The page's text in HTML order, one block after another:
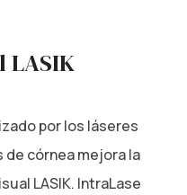
por los láseres
de córnea mejora la
LASIK. IntraLase